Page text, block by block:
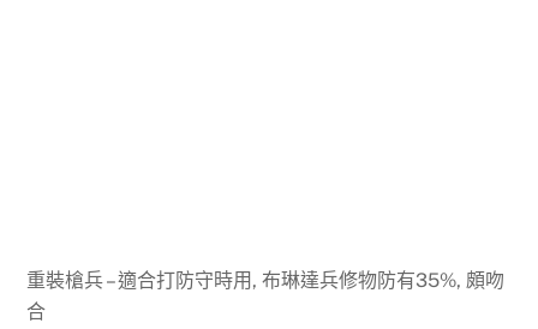
重裝槍兵 – 適合打防守時用, 布琳達兵修物防有35%, 頗吻
合